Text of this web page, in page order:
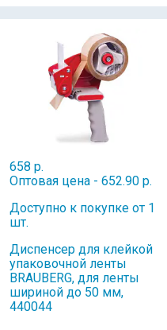
658 р.
Оптовая цена - 652.90 р.
Доступно к покупке от 1
шт.
Диспенсер для клейкой
упаковочной ленты
BRAUBERG, для ленты
шириной до 50 мм,
440044